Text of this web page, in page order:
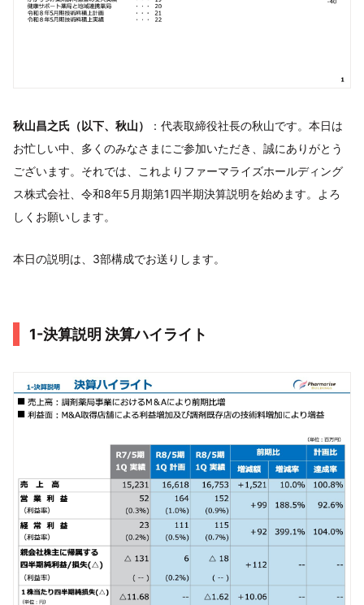
秋山昌之氏（以下、秋山）
：代表取締役社長の秋山です。本日は
お忙しい中、多くのみなさまにご参加いただき、誠にありがとう
ございます。それでは、これよりファーマライズホールディング
ス株式会社、令和8年5月期第1四半期決算説明を始めます。よろ
しくお願いします。
本日の説明は、3部構成でお送りします。
1-決算説明 決算ハイライト